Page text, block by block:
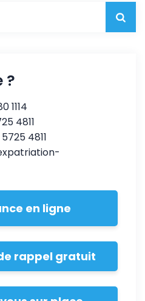
?
1114
4811
4811
en ligne
rappel gratuit